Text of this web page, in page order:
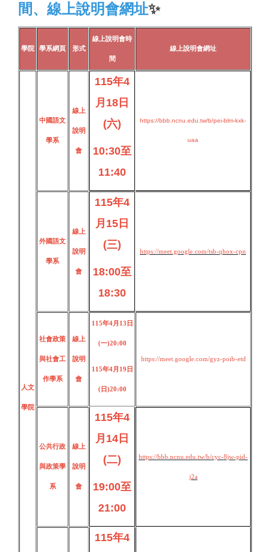
間、線上說明會網址✨
學院 學系網頁 形式
線上說明會時
間
線上說明會網址
人文
學院
中國語文
學系
線上
說明
會
115年4
月18日
(六)
10:30至
11:40
https://bbb.ncnu.edu.tw/b/pei-blm-kxk-
uaa
外國語文
學系
線上
說明
會
115年4
月15日
(三)
18:00至
18:30
https://meet.google.com/tsb-qhox-cpn
社會政策
與社會工
作學系
線上
說明
會
115年4月13日
(一)20:00
115年4月19日
(日)20:00
https://meet.google.com/gyz-poib-etd
公共行政
與政策學
系
線上
說明
會
115年4
月14日
(二)
19:00至
21:00
https://bbb.ncnu.edu.tw/b/cyc-8jw-pid-
j2a
115年4